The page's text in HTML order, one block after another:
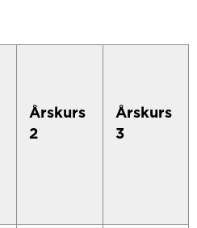
Årskurs
2
Årskurs
3